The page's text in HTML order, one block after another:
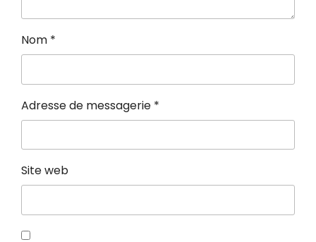
Nom *
Adresse de messagerie *
Site web